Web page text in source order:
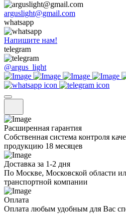
arguslight@gmail.com
whatsapp
Напишите нам!
telegram
@argus_light
Расширенная гарантия
Собственная система контроля
продукцию 18 месяцев
Доставка за 1-2 дня
По Москве, Московской области
транспортной компании
Оплата
Оплата любым удобным для Вас